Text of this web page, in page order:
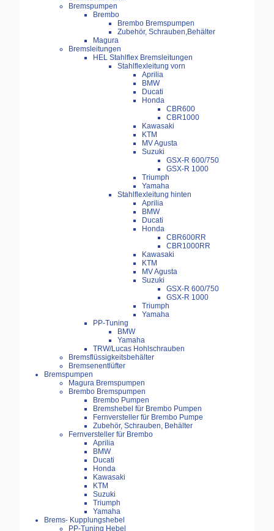
Bremspumpen
Brembo
Brembo Bremspumpen
Zubehör, Schrauben,Behälter
Magura
Bremsleitungen
HEL Stahlflex Bremsleitungen
Stahlflexleitung vorn
Aprilia
BMW
Ducati
Honda
CBR600
CBR1000
Kawasaki
KTM
MV Agusta
Suzuki
GSX-R 600/750
GSX-R 1000
Triumph
Yamaha
Stahlflexleitung hinten
Aprilia
BMW
Ducati
Honda
CBR600RR
CBR1000RR
Kawasaki
KTM
MV Agusta
Suzuki
GSX-R 600/750
GSX-R 1000
Triumph
Yamaha
PP-Tuning
BMW
Yamaha
TRW/Lucas Hohlschrauben
Bremsflüssigkeitsbehälter
Bremsenentlüfter
Bremspumpen
Magura Bremspumpen
Brembo Bremspumpen
Brembo Pumpen
Bremshebel für Brembo Pumpen
Fernversteller für Brembo Pumpe
Zubehör, Schrauben, Behälter
Fernversteller für Brembo
Aprilia
BMW
Ducati
Honda
Kawasaki
KTM
Suzuki
Triumph
Yamaha
Brems- Kupplungshebel
PP-Tuning Hebel